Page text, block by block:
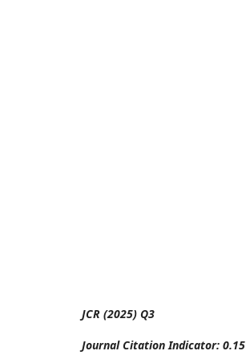
JCR (2025) Q3
Journal Citation Indicator: 0.15